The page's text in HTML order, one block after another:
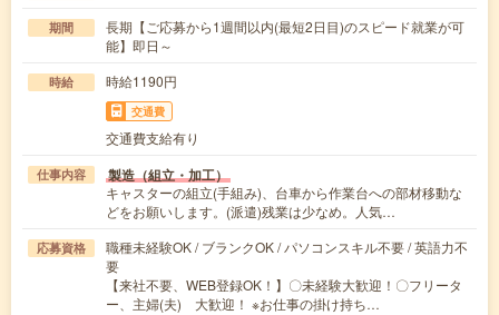
期間
長期【ご応募から1週間以内(最短2日目)のスピード就業が可
能】即日～
時給 時給1190円
交通費
交通費支給有り
仕事内容 製造（組立・加工）
キャスターの組立(手組み)、台車から作業台への部材移動な
どをお願いします。(派遣)残業は少なめ。人気…
応募資格
職種未経験OK / ブランクOK / パソコンスキル不要 / 英語力不
要
【来社不要、WEB登録OK！】〇未経験大歓迎！〇フリータ
ー、主婦(夫) 大歓迎！ ※お仕事の掛け持ち…